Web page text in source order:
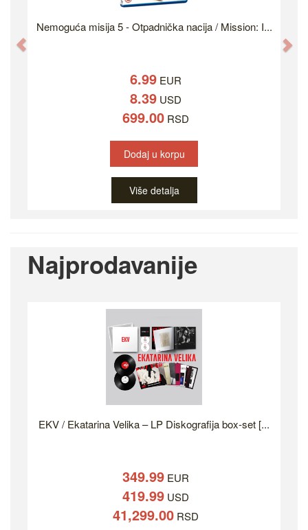
Nemoguća misija 5 - Otpadnička nacija / Mission: I...
6.99 EUR
8.39 USD
699.00 RSD
Dodaj u korpu
Više detalja
Najprodavanije
EKV / Ekatarina Velika – LP Diskografija box-set [...
349.99 EUR
419.99 USD
41,299.00 RSD